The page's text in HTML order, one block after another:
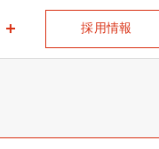
採用情報